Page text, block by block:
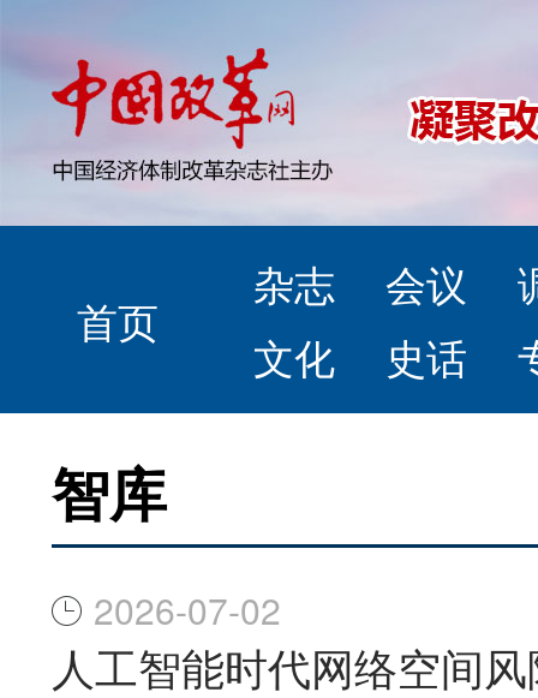
首页
杂志 会议
文化
史话
智库
2026-07-02
人工智能时代网络空间